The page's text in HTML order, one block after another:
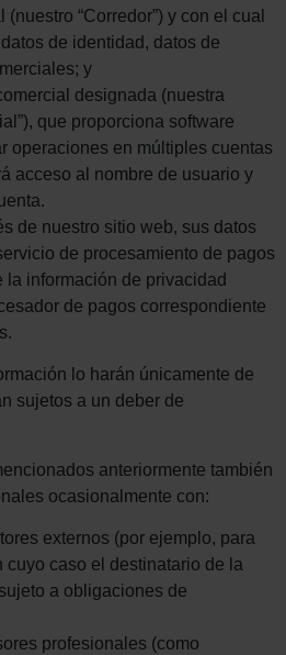
“Corredor”) y con el cual
de identidad, datos de
y
designada (nuestra
que proporciona software
operaciones en múltiples cuentas
acceso al nombre de usuario y
de nuestro sitio web, sus datos
de procesamiento de pagos
información de privacidad
de pagos correspondiente
lo harán únicamente de
sujetos a un deber de
anteriormente también
ocasionalmente con:
externos (por ejemplo, para
cuyo caso el destinatario de la
a obligaciones de
profesionales (como